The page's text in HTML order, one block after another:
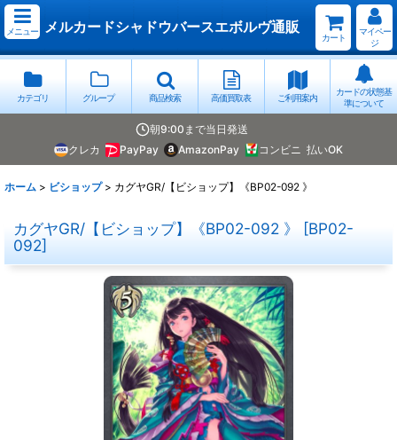
メニュー メルカードシャドウバースエボルヴ通販
カート
マイペー
ジ
カテゴリ グループ 商品検索 高価買取表 ご利用案内
カードの状態基
準について
朝9:00まで当日発送
クレカ
PayPay AmazonPay コンビニ 払いOK
ホーム > ビショップ > カグヤGR/【ビショップ】《BP02-092 》
カグヤGR/【ビショップ】《BP02-092 》 [BP02-
092]